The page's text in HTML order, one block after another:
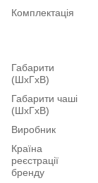
Комплектація
Габарити
(ШхГхВ)
Габарити чаші
(ШхГхВ)
Виробник
Країна
реєстрації
бренду